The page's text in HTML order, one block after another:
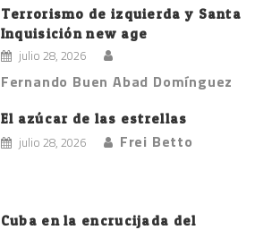
Terrorismo de izquierda y Santa
Inquisición new age
julio 28, 2026
Fernando Buen Abad Domínguez
El azúcar de las estrellas
julio 28, 2026 Frei Betto
Cuba en la encrucijada del